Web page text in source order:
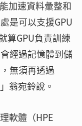
加速資料彙整和
是可以支援GPU
算GPU負責訓練
經過記憶體到儲
無須再透過
翁宛鈴說。
軟體（HPE